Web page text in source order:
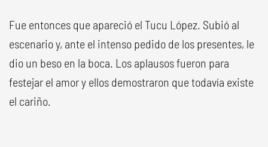
Fue entonces que apareció el Tucu López. Subió al
escenario y, ante el intenso pedido de los presentes, le
dio un beso en la boca. Los aplausos fueron para
festejar el amor y ellos demostraron que todavía existe
el cariño.